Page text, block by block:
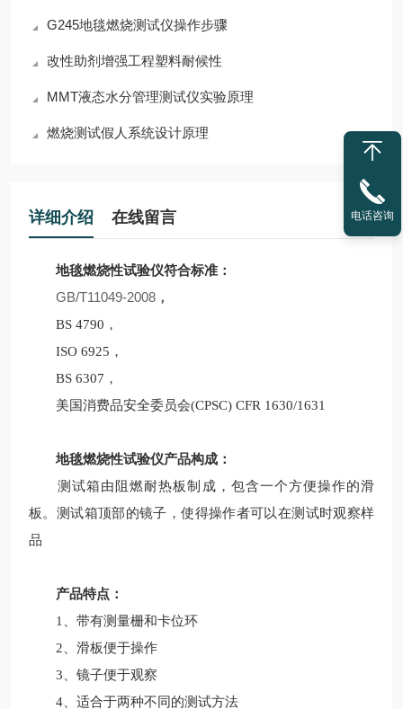
G245地毯燃烧测试仪操作步骤
改性助剂增强工程塑料耐候性
MMT液态水分管理测试仪实验原理
燃烧测试假人系统设计原理
详细介绍 在线留言
地毯燃烧性试验仪符合标准：
GB/T11049-2008 ，
BS 4790，
ISO 6925，
BS 6307，
美国消费品安全委员会(CPSC) CFR 1630/1631
地毯燃烧性试验仪产品构成：
测试箱由阻燃耐热板制成，包含一个方便操作的滑
板。测试箱顶部的镜子，使得操作者可以在测试时观察样
品
产品特点：
1、带有测量栅和卡位环
2、滑板便于操作
3、镜子便于观察
4、适合于两种不同的测试方法
电话咨询